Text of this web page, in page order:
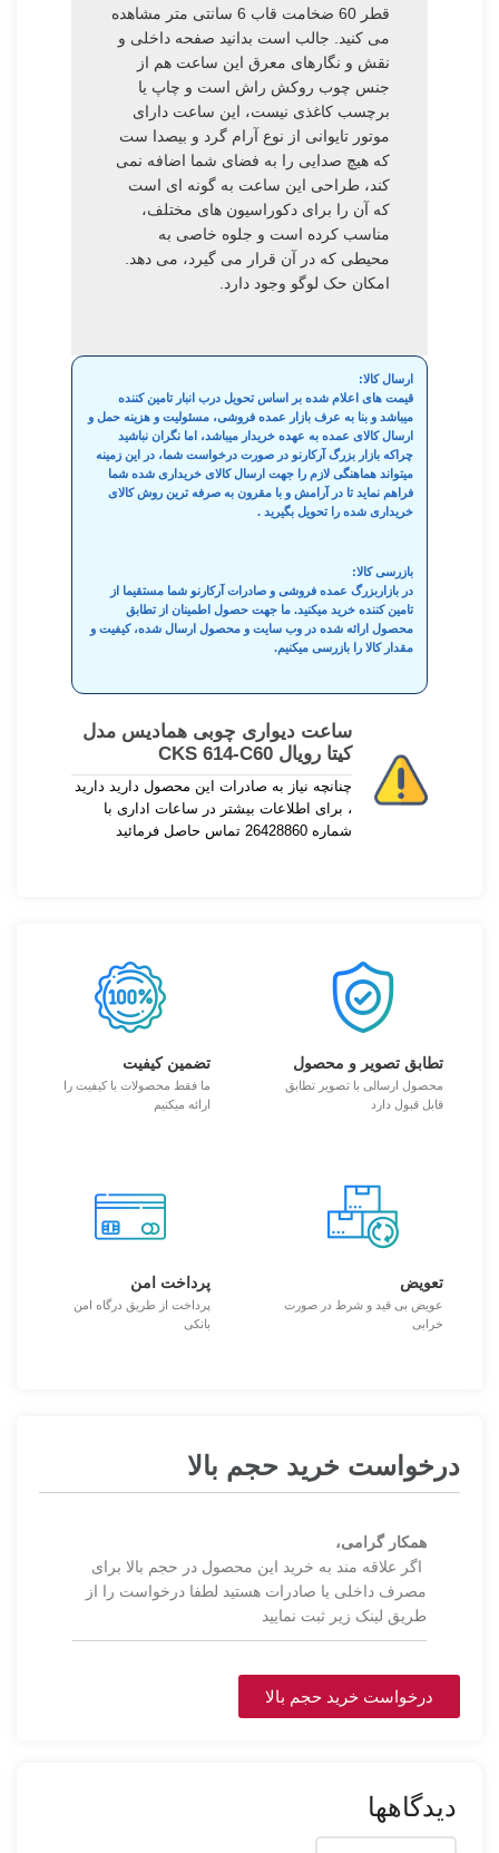
قطر 60 ضخامت قاب 6 سانتی متر مشاهده
می کنید. جالب است بدانید صفحه داخلی و
نقش و نگارهای معرق این ساعت هم از
جنس چوب روکش راش است و چاپ یا
برچسب کاغذی نیست، این ساعت دارای
موتور تایوانی از نوع آرام گرد و بیصدا ست
که هیچ صدایی را به فضای شما اضافه نمی
کند، طراحی این ساعت به گونه ای است
که آن را برای دکوراسیون های مختلف،
مناسب کرده است و جلوه خاصی به
محیطی که در آن قرار می گیرد، می دهد.
امکان حک لوگو وجود دارد.
ارسال کالا:
قیمت های اعلام شده بر اساس تحویل درب انبار تامین کننده
میباشد و بنا به عرف بازار عمده فروشی، مسئولیت و هزینه حمل و
ارسال کالای عمده به عهده خریدار میباشد، اما نگران نباشید
چراکه بازار بزرگ آرکارنو در صورت درخواست شما، در این زمینه
میتواند هماهنگی لازم را جهت ارسال کالای خریداری شده شما
فراهم نماید تا در آرامش و با مقرون به صرفه ترین روش کالای
خریداری شده را تحویل بگیرید .
بازرسی کالا:
در بازاربزرگ عمده فروشی و صادرات آرکارنو شما مستقیما از
تامین کننده خرید میکنید. ما جهت حصول اطمینان از تطابق
محصول ارائه شده در وب سایت و محصول ارسال شده، کیفیت و
مقدار کالا را بازرسی میکنیم.
ساعت دیواری چوبی همادیس مدل
کیتا رویال CKS 614-C60
چنانچه نیاز به صادرات این محصول دارید دارید
، برای اطلاعات بیشتر در ساعات اداری با
شماره 26428860 تماس حاصل فرمائید
تطابق تصویر و محصول
محصول ارسالی با تصویر تطابق
قابل قبول دارد
تضمین کیفیت
ما فقط محصولات با کیفیت را
ارائه میکنیم
تعویض
عویض بی قید و شرط در صورت
خرابی
پرداخت امن
پرداخت از طریق درگاه امن
بانکی
درخواست خرید حجم بالا
همکار گرامی،
اگر علاقه مند به خرید این محصول در حجم بالا برای
مصرف داخلی یا صادرات هستید لطفا درخواست را از
طریق لینک زیر ثبت نمایید
درخواست خرید حجم بالا
دیدگاهها